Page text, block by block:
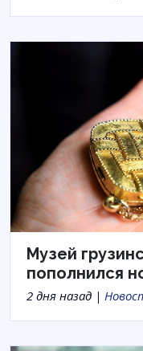
Музей
пополнился
2 дня назад |